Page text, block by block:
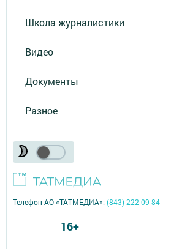
Школа журналистики
Видео
Документы
Разное
Телефон АО «ТАТМЕДИА»:(843) 222 09 84
16+